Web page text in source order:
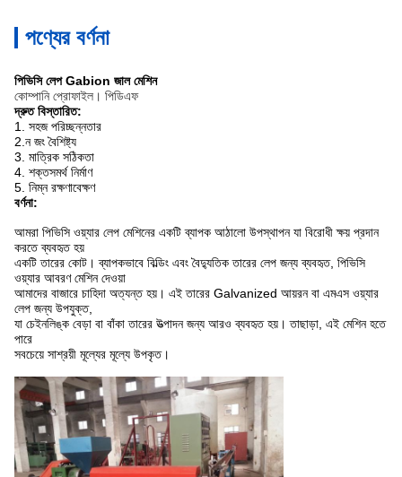
পণ্যের বর্ণনা
পিভিসি লেপ Gabion জাল মেশিন
কোম্পানি প্রোফাইল। পিডিএফ
দ্রুত বিস্তারিত:
1. সহজ পরিচ্ছন্নতার
2.ন জং বৈশিষ্ট্য
3. মাত্রিক সঠিকতা
4. শক্তসমর্থ নির্মাণ
5. নিম্ন রক্ষণাবেক্ষণ
বর্ণনা:
আমরা পিভিসি ওয়্যার লেপ মেশিনের একটি ব্যাপক আঠালো উপস্থাপন যা বিরোধী ক্ষয় প্রদান
করতে ব্যবহৃত হয়
একটি তারের কোট। ব্যাপকভাবে বিল্ডিং এবং বৈদ্যুতিক তারের লেপ জন্য ব্যবহৃত, পিভিসি
ওয়্যার আবরণ মেশিন দেওয়া
আমাদের বাজারে চাহিদা অত্যন্ত হয়। এই তারের Galvanized আয়রন বা এমএস ওয়্যার
লেপ জন্য উপযুক্ত,
যা চেইনলিঙ্ক বেড়া বা বাঁকা তারের উত্পাদন জন্য আরও ব্যবহৃত হয়। তাছাড়া, এই মেশিন হতে
পারে
সবচেয়ে সাশ্রয়ী মূল্যের মূল্যে উপকৃত।